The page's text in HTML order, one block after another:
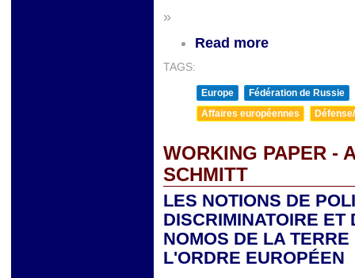
»
Read more
TAGS:
Europe
Fédération de Russie
Affaires européennes
WORKING PAPER -
SCHMITT
LES NOTIONS DE
DISCRIMINATOIRE
NOMOS DE LA
L'ORDRE EUROPÉEN